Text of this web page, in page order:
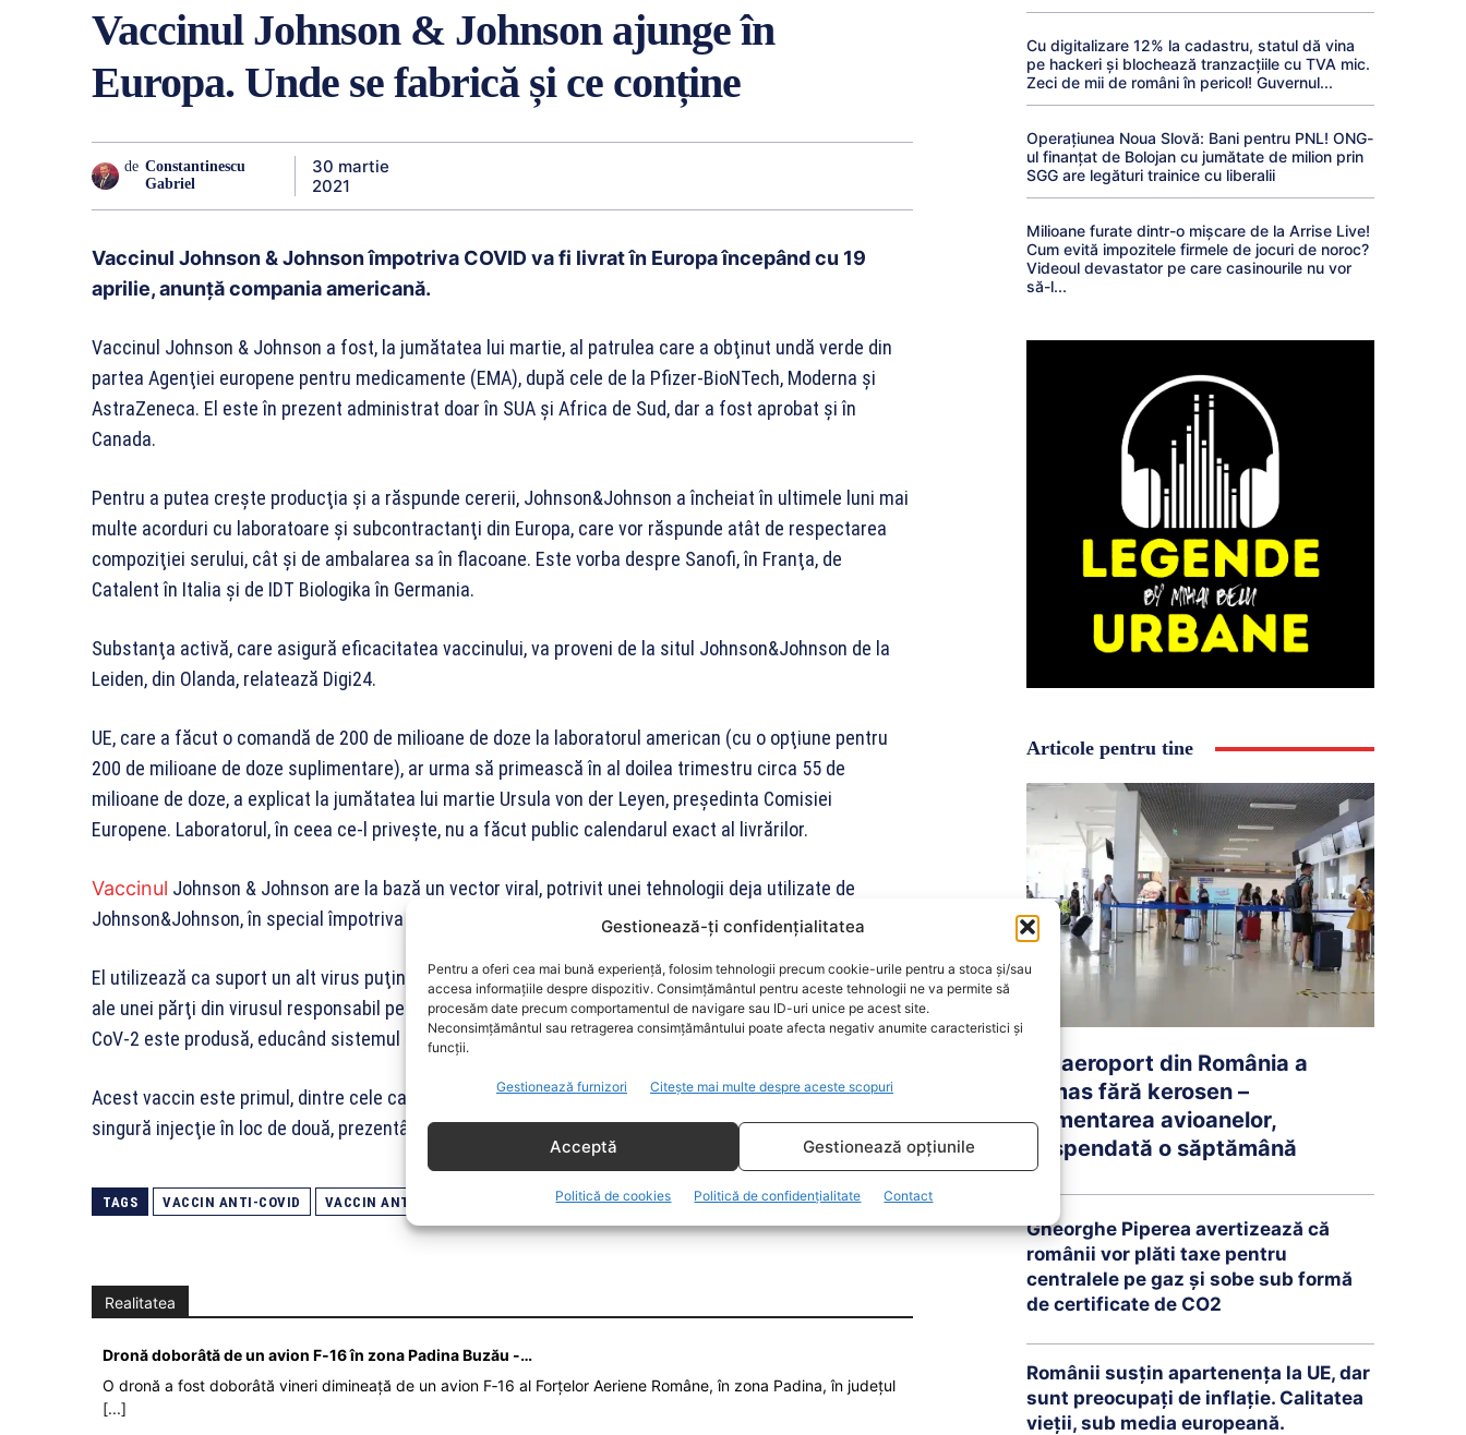
Gestionează-ți confidențialitatea
Pentru a oferi cea mai bună experiență, folosim tehnologii precum cookie-urile pentru a stoca și/sau
accesa informațiile despre dispozitiv. Consimțământul pentru aceste tehnologii ne va permite să
procesăm date precum comportamentul de navigare sau ID-uri unice pe acest site.
Neconsimțământul sau retragerea consimțământului poate afecta negativ anumite caracteristici și
funcții.
Gestionează furnizori Citește mai multe despre aceste scopuri
Acceptă Gestionează opțiunile
Politică de cookies Politică de confidențialitate Contact
Vaccinul Johnson & Johnson ajunge în
Europa. Unde se fabrică și ce conține
de Constantinescu
Gabriel
30 martie
2021
Vaccinul Johnson & Johnson împotriva COVID va fi livrat în Europa începând cu 19
aprilie, anunță compania americană.
Vaccinul Johnson & Johnson a fost, la jumătatea lui martie, al patrulea care a obţinut undă verde din
partea Agenţiei europene pentru medicamente (EMA), după cele de la Pfizer-BioNTech, Moderna şi
AstraZeneca. El este în prezent administrat doar în SUA şi Africa de Sud, dar a fost aprobat şi în
Canada.
Pentru a putea creşte producţia şi a răspunde cererii, Johnson&Johnson a încheiat în ultimele luni mai
multe acorduri cu laboratoare şi subcontractanţi din Europa, care vor răspunde atât de respectarea
compoziţiei serului, cât şi de ambalarea sa în flacoane. Este vorba despre Sanofi, în Franţa, de
Catalent în Italia şi de IDT Biologika în Germania.
Substanţa activă, care asigură eficacitatea vaccinului, va proveni de la situl Johnson&Johnson de la
Leiden, din Olanda, relatează Digi24.
UE, care a făcut o comandă de 200 de milioane de doze la laboratorul american (cu o opţiune pentru
200 de milioane de doze suplimentare), ar urma să primească în al doilea trimestru circa 55 de
milioane de doze, a explicat la jumătatea lui martie Ursula von der Leyen, preşedinta Comisiei
Europene. Laboratorul, în ceea ce-l priveşte, nu a făcut public calendarul exact al livrărilor.
Vaccinul Johnson & Johnson are la bază un vector viral, potrivit unei tehnologii deja utilizate de
Johnson&Johnson, în special împotriva virusului Ebola.
El utilizează ca suport un alt virus puţin virulent, transformat pentru a-i adăuga instrucţiunile genetice
ale unei părţi din virusul responsabil pentru COVID-19. Odată ajuns în celule, o proteină tipică SARS-
CoV-2 este produsă, educând sistemul imunitar să o recunoască.
Acest vaccin este primul, dintre cele care au primit undă verde de la OMS, care nu necesită decât o
singură injecţie în loc de două, prezentând şi avantajul de a putea fi stocat la temperatura frigiderului.
TAGS VACCIN ANTI-COVID VACCIN ANTICORONAVIRUS VACCINUL JOHNSON & JOHNSON
Realitatea
Dronă doborâtă de un avion F‑16 în zona Padina Buzău -…
O dronă a fost doborâtă vineri dimineață de un avion F‑16 al Forțelor Aeriene Române, în zona Padina, în județul
[...]
Cu digitalizare 12% la cadastru, statul dă vina
pe hackeri și blochează tranzacțiile cu TVA mic.
Zeci de mii de români în pericol! Guvernul...
Operațiunea Noua Slovă: Bani pentru PNL! ONG-
ul finanțat de Bolojan cu jumătate de milion prin
SGG are legături trainice cu liberalii
Milioane furate dintr-o mișcare de la Arrise Live!
Cum evită impozitele firmele de jocuri de noroc?
Videoul devastator pe care casinourile nu vor
să-l...
Articole pentru tine
Un aeroport din România a
rămas fără kerosen –
Alimentarea avioanelor,
suspendată o săptămână
Gheorghe Piperea avertizează că
românii vor plăti taxe pentru
centralele pe gaz și sobe sub formă
de certificate de CO2
Românii susțin apartenența la UE, dar
sunt preocupați de inflație. Calitatea
vieții, sub media europeană.